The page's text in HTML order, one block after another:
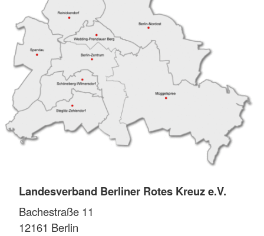
Landesverband Berliner Rotes Kreuz e.V.
Bachestraße 11
12161 Berlin